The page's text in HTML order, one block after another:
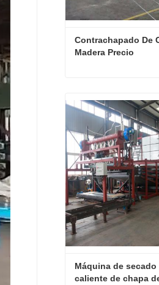
Contrachapado De
Madera Precio
Contactar ahora
Máquina de secado
caliente de chapa